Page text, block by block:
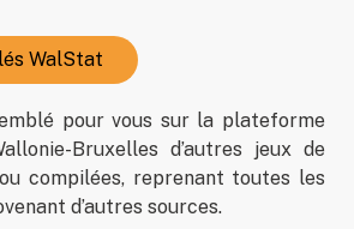
WalStat
pour vous sur la plateforme
Bruxelles d’autres jeux de
compilées, reprenant toutes les
d’autres sources.